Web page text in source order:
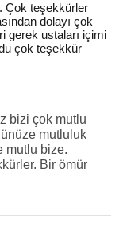
Çok teşekkürler
dolayı çok
gerek ustaları içimi
çok teşekkür
bizi çok mutlu
mutluluk
mutlu bize.
Bir ömür